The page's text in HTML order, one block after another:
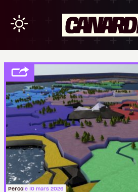
Percole 10 mars 2026